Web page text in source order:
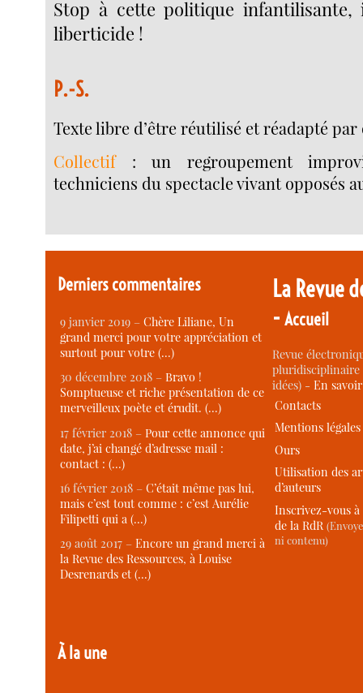
Stop à cette politique infantilisante,
liberticide !
P.-S.
Texte libre d’être réutilisé et réadapté
Collectif: un regroupement
techniciens du spectacle vivant opposés
Derniers commentaires
9 janvier 2019 –Chère Liliane, Un
grand merci pour votre appréciation et
surtout pour votre (…)
30 décembre 2018 –Bravo !
Somptueuse et riche présentation de ce
merveilleux poète et érudit. (…)
17 février 2018 –Pour cette annonce qui
date, j’ai changé d’adresse mail :
contact : (…)
16 février 2018 –C’était même pas lui,
mais c’est tout comme : c’est Aurélie
Filipetti qui a (…)
29 août 2017 –Encore un grand merci à
la Revue des Ressources, à Louise
Desrenards et (…)
À la une
La Revue
-Accueil
Revue
idées) -En
Contacts
Mentions légales
Ours
Utilisation des
d’auteurs
Inscrivez-vous
de la RdR
ni contenu)